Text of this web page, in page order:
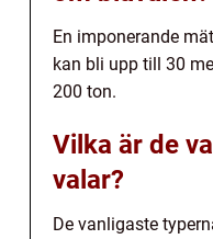
En imponerande
kan bli upp till 30
200 ton.
Vilka är de
valar?
De vanligaste